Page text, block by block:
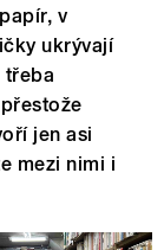
v
ukrývají
třeba
jen asi
mezi nimi i